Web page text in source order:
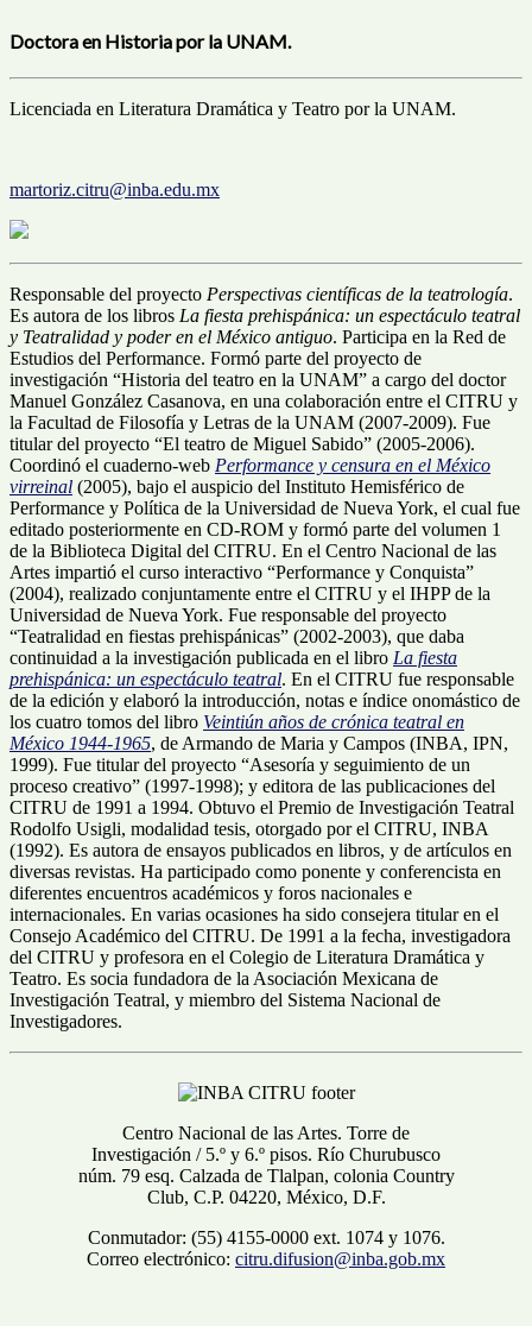
Doctora en Historia por la UNAM.
Licenciada en Literatura Dramática y Teatro por la UNAM.
martoriz.citru@inba.edu.mx
Responsable del proyecto Perspectivas científicas de la teatrología.
Es autora de los libros La fiesta prehispánica: un espectáculo teatral
y Teatralidad y poder en el México antiguo. Participa en la Red de
Estudios del Performance. Formó parte del proyecto de
investigación “Historia del teatro en la UNAM” a cargo del doctor
Manuel González Casanova, en una colaboración entre el CITRU y
la Facultad de Filosofía y Letras de la UNAM (2007-2009). Fue
titular del proyecto “El teatro de Miguel Sabido” (2005-2006).
Coordinó el cuaderno-web Performance y censura en el México
virreinal (2005), bajo el auspicio del Instituto Hemisférico de
Performance y Política de la Universidad de Nueva York, el cual fue
editado posteriormente en CD-ROM y formó parte del volumen 1
de la Biblioteca Digital del CITRU. En el Centro Nacional de las
Artes impartió el curso interactivo “Performance y Conquista”
(2004), realizado conjuntamente entre el CITRU y el IHPP de la
Universidad de Nueva York. Fue responsable del proyecto
“Teatralidad en fiestas prehispánicas” (2002-2003), que daba
continuidad a la investigación publicada en el libro La fiesta
prehispánica: un espectáculo teatral. En el CITRU fue responsable
de la edición y elaboró la introducción, notas e índice onomástico de
los cuatro tomos del libro Veintiún años de crónica teatral en
México 1944-1965, de Armando de Maria y Campos (INBA, IPN,
1999). Fue titular del proyecto “Asesoría y seguimiento de un
proceso creativo” (1997-1998); y editora de las publicaciones del
CITRU de 1991 a 1994. Obtuvo el Premio de Investigación Teatral
Rodolfo Usigli, modalidad tesis, otorgado por el CITRU, INBA
(1992). Es autora de ensayos publicados en libros, y de artículos en
diversas revistas. Ha participado como ponente y conferencista en
diferentes encuentros académicos y foros nacionales e
internacionales. En varias ocasiones ha sido consejera titular en el
Consejo Académico del CITRU. De 1991 a la fecha, investigadora
del CITRU y profesora en el Colegio de Literatura Dramática y
Teatro. Es socia fundadora de la Asociación Mexicana de
Investigación Teatral, y miembro del Sistema Nacional de
Investigadores.
Centro Nacional de las Artes. Torre de
Investigación / 5.º y 6.º pisos. Río Churubusco
núm. 79 esq. Calzada de Tlalpan, colonia Country
Club, C.P. 04220, México, D.F.
Conmutador: (55) 4155-0000 ext. 1074 y 1076.
Correo electrónico: citru.difusion@inba.gob.mx